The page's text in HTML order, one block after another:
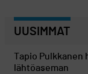
UUSIMMAT
Tapio Pulkkanen
lähtöaseman